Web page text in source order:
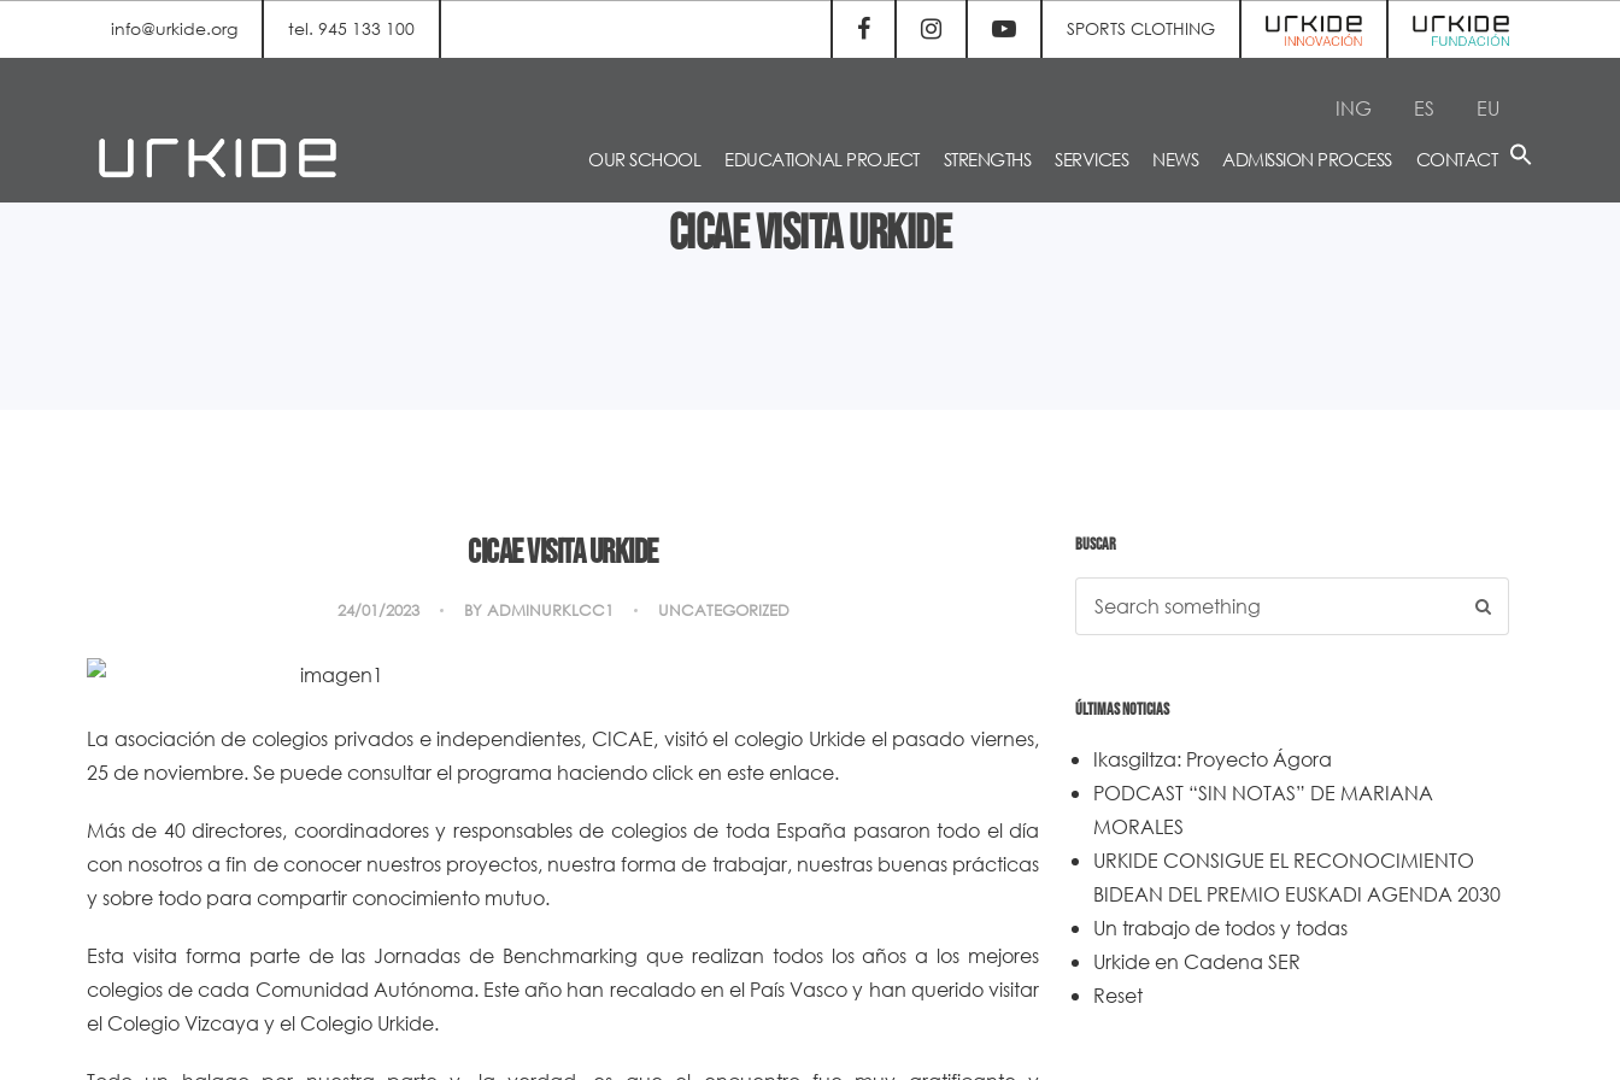
info@urkide.org tel. 945 133 100 SPORTS CLOTHING
ING ES EU
OUR SCHOOL EDUCATIONAL PROJECT STRENGTHS SERVICES NEWS ADMISSION PROCESS CONTACT
CICAE visita Urkide
CICAE visita Urkide
24/01/2023 BY ADMINURKLCC1 UNCATEGORIZED
La asociación de colegios privados e independientes, CICAE, visitó el colegio Urkide el pasado viernes,
25 de noviembre. Se puede consultar el programa haciendo click en este enlace.
Más de 40 directores, coordinadores y responsables de colegios de toda España pasaron todo el día
con nosotros a fin de conocer nuestros proyectos, nuestra forma de trabajar, nuestras buenas prácticas
y sobre todo para compartir conocimiento mutuo.
Esta visita forma parte de las Jornadas de Benchmarking que realizan todos los años a los mejores
colegios de cada Comunidad Autónoma. Este año han recalado en el País Vasco y han querido visitar
el Colegio Vizcaya y el Colegio Urkide.
BUSCAR
ÚLTIMAS NOTICIAS
Ikasgiltza: Proyecto Ágora
PODCAST “SIN NOTAS” DE MARIANA
MORALES
URKIDE CONSIGUE EL RECONOCIMIENTO
BIDEAN DEL PREMIO EUSKADI AGENDA 2030
Un trabajo de todos y todas
Urkide en Cadena SER
Reset